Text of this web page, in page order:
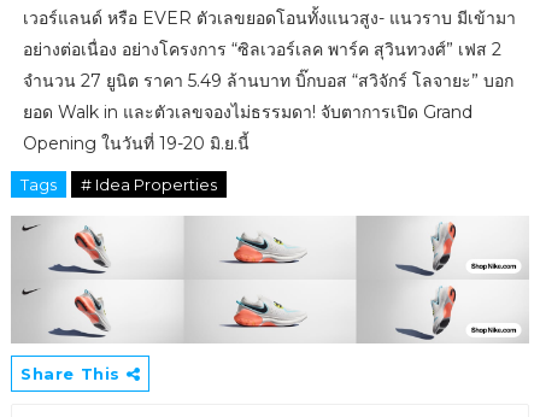
เวอร์แลนด์ หรือ EVER ตัวเลขยอดโอนทั้งแนวสูง- แนวราบ มีเข้ามา
อย่างต่อเนื่อง อย่างโครงการ “ซิลเวอร์เลค พาร์ค สุวินทวงศ์” เฟส 2
จำนวน 27 ยูนิต ราคา 5.49 ล้านบาท บิ๊กบอส “สวิจักร์ โลจายะ” บอก
ยอด Walk in และตัวเลขจองไม่ธรรมดา! จับตาการเปิด Grand
Opening ในวันที่ 19-20 มิ.ย.นี้
Tags # Idea Properties
Share This